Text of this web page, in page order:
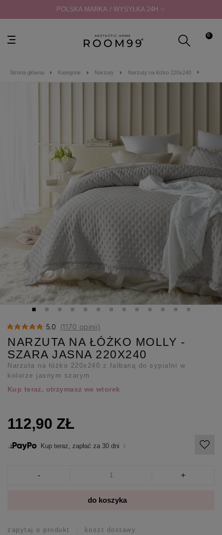
POLSKA MARKA / WYSYŁKA 24H ✨
0
Strona główna Kategorie Narzuty Narzuty na łóżko 220x240
5.0 (1170 opinii)
NARZUTA NA ŁÓŻKO MOLLY -
SZARA JASNA 220X240
Narzuta na łóżko 220x240 z falbaną do sypialni w
kolorze jasnym szarym
Kup teraz, otrzymasz we wtorek
112,90 ZŁ
Kup teraz, zapłać za 30 dni
- +
do koszyka
zapytaj o produkt koszt dostawy